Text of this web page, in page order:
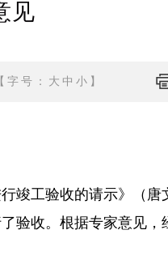
见
【字号： 大 中 小 】
竣工验收的请示》（唐
验收。根据专家意见